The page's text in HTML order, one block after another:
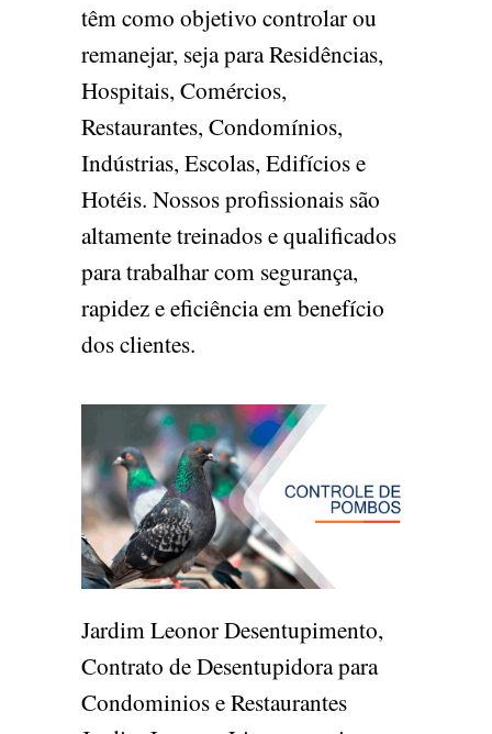
têm como objetivo controlar ou
remanejar, seja para Residências,
Hospitais, Comércios,
Restaurantes, Condomínios,
Indústrias, Escolas, Edifícios e
Hotéis. Nossos profissionais são
altamente treinados e qualificados
para trabalhar com segurança,
rapidez e eficiência em benefício
dos clientes.
Jardim Leonor Desentupimento,
Contrato de Desentupidora para
Condominios e Restaurantes